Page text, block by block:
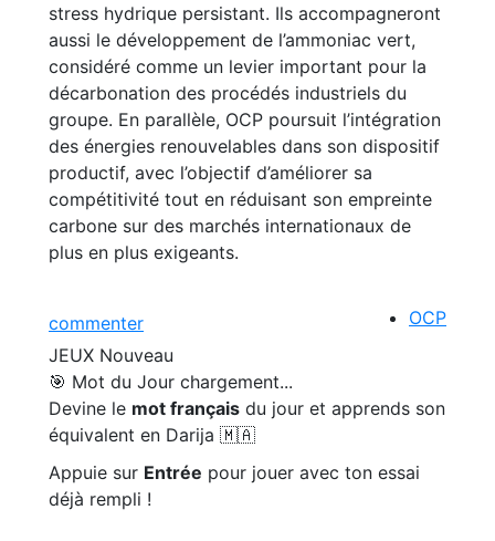
stress hydrique persistant. Ils accompagneront
aussi le développement de l’ammoniac vert,
considéré comme un levier important pour la
décarbonation des procédés industriels du
groupe. En parallèle, OCP poursuit l’intégration
des énergies renouvelables dans son dispositif
productif, avec l’objectif d’améliorer sa
compétitivité tout en réduisant son empreinte
carbone sur des marchés internationaux de
plus en plus exigeants.
commenter
OCP
JEUX Nouveau
🎯 Mot du Jour chargement...
Devine le mot français du jour et apprends son
équivalent en Darija 🇲🇦
Appuie sur Entrée pour jouer avec ton essai
déjà rempli !